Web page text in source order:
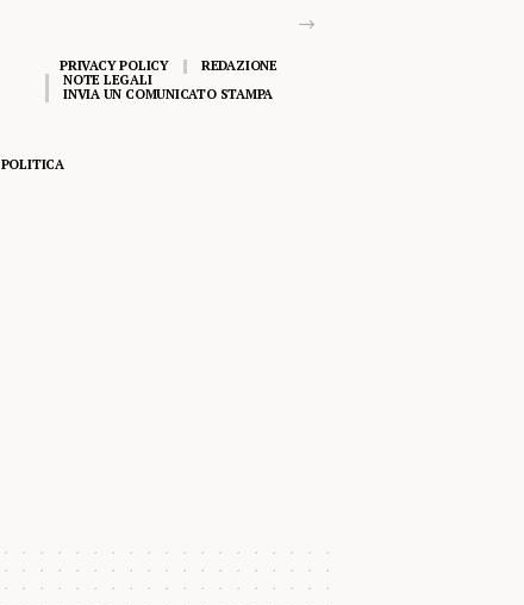
PRIVACY POLICY
REDAZIONE
NOTE LEGALI
INVIA UN COMUNICATO STAMPA
POLITICA